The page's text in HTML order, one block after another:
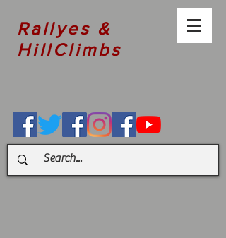
Rallyes &
HillClimbs